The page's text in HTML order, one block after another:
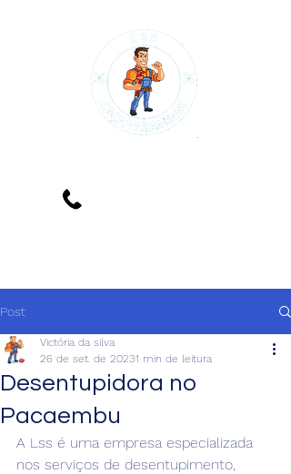
Post
Desentupidora no
Pacaembu
Victória da silva
26 de set. de 20231 min de leitura
A Lss é uma empresa especializada
nos serviços de desentupimento,